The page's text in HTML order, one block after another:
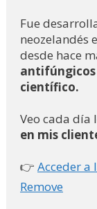
Fue
neozelandés
desde hace
antifúngicos
científico.
Veo cada día
en mis
👉 Acceder a
Remove